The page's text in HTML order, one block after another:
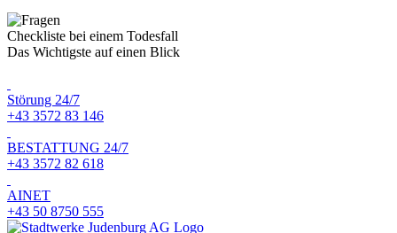
Checkliste bei einem Todesfall
Das Wichtigste auf einen Blick
Störung 24/7
+43 3572 83 146
BESTATTUNG 24/7
+43 3572 82 618
AINET
+43 50 8750 555